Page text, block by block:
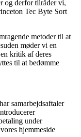
og derfor tilråder vi,
Tec Byte Sort
metoder til at
møder vi en
kritik af deres
til at bedømme
samarbejdsaftaler
under
hjemmeside